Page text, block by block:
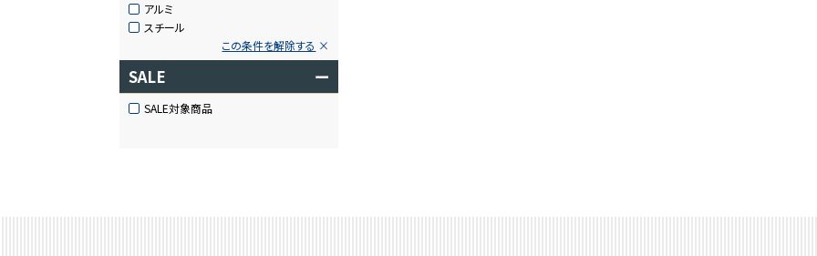
アルミ
スチール
この条件を解除する
SALE ー
SALE対象商品